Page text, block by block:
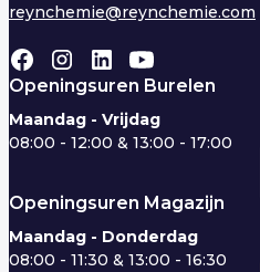
reynchemie@reynchemie.com
Openingsuren Burelen
Maandag - Vrijdag
08:00 - 12:00 & 13:00 - 17:00
Openingsuren Magazijn
Maandag - Donderdag
08:00 - 11:30 & 13:00 - 16:30